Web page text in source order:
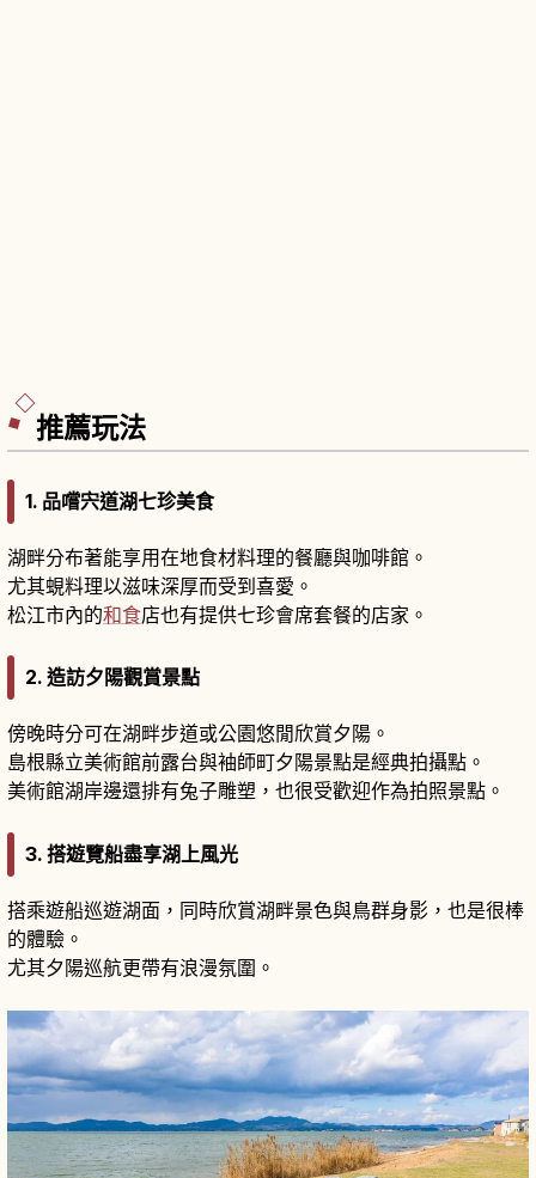
推薦玩法
1. 品嚐宍道湖七珍美食
湖畔分布著能享用在地食材料理的餐廳與咖啡館。
尤其蜆料理以滋味深厚而受到喜愛。
松江市內的和食店也有提供七珍會席套餐的店家。
2. 造訪夕陽觀賞景點
傍晚時分可在湖畔步道或公園悠閒欣賞夕陽。
島根縣立美術館前露台與袖師町夕陽景點是經典拍攝點。
美術館湖岸邊還排有兔子雕塑，也很受歡迎作為拍照景點。
3. 搭遊覽船盡享湖上風光
搭乘遊船巡遊湖面，同時欣賞湖畔景色與鳥群身影，也是很棒
的體驗。
尤其夕陽巡航更帶有浪漫氛圍。